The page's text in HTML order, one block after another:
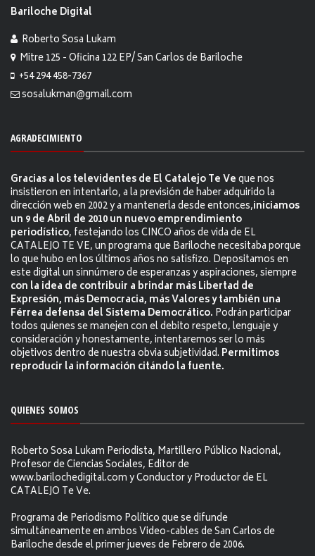
Bariloche Digital
Roberto Sosa Lukam
Mitre 125 - Oficina 122 EP/ San Carlos de Bariloche
+54 294 458-7367
sosalukman@gmail.com
AGRADECIMIENTO
Gracias a los televidentes de El Catalejo Te Veque nos
insistieron en intentarlo, a la previsión de haber adquirido la
dirección web en 2002 y a mantenerla desde entonces,iniciamos
un 9 de Abril de 2010 un nuevo emprendimiento
periodístico, festejando los CINCO años de vida de EL
CATALEJO TE VE, un programa que Bariloche necesitaba porque
lo que hubo en los últimos años no satisfizo. Depositamos en
este digital un sinnúmero de esperanzas y aspiraciones, siempre
con la idea de contribuir a brindar más Libertad de
Expresión, más Democracia, más Valores y también una
Férrea defensa del Sistema Democrático. Podrán participar
todos quienes se manejen con el debito respeto, lenguaje y
consideración y honestamente, intentaremos ser lo más
objetivos dentro de nuestra obvia subjetividad. Permitimos
reproducir la información citándo la fuente.
QUIENES SOMOS
Roberto Sosa Lukam Periodista, Martillero Público Nacional,
Profesor de Ciencias Sociales, Editor de
www.barilochedigital.com y Conductor y Productor de EL
CATALEJO Te Ve.
Programa de Periodismo Político que se difunde
simultáneamente en ambos Video-cables de San Carlos de
Bariloche desde el primer jueves de Febrero de 2006.